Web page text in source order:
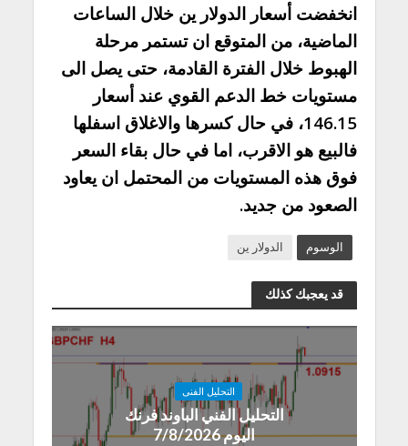
انخفضت أسعار الدولار ين خلال الساعات
الماضية، من المتوقع ان تستمر مرحلة
الهبوط خلال الفترة القادمة، حتى يصل الى
مستويات خط الدعم القوي عند أسعار
146.15، في حال كسرها والاغلاق اسفلها
فالبيع هو الاقرب، اما في حال بقاء السعر
فوق هذه المستويات من المحتمل ان يعاود
الصعود من جديد.
الوسوم الدولار ين
قد يعجبك كذلك
التحليل الفنى
التحليل الفني الباوند فرنك
اليوم 7/8/2026